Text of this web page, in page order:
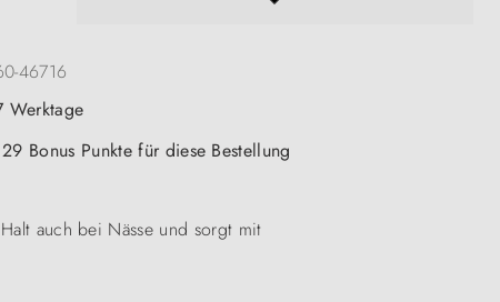
46716
Werktage
Bonus Punkte für diese Bestellung
auch bei Nässe und sorgt mit